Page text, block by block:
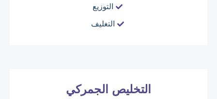
التوزيع
التغليف
التخليص الجمركي